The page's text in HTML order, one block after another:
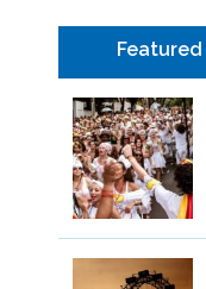
Featured